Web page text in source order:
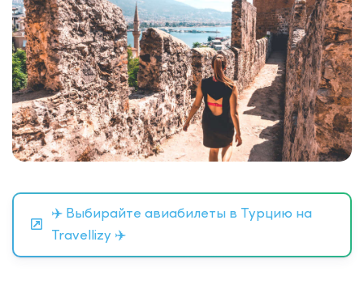
✈️ Выбирайте авиабилеты в Турцию на
Travellizy ✈️